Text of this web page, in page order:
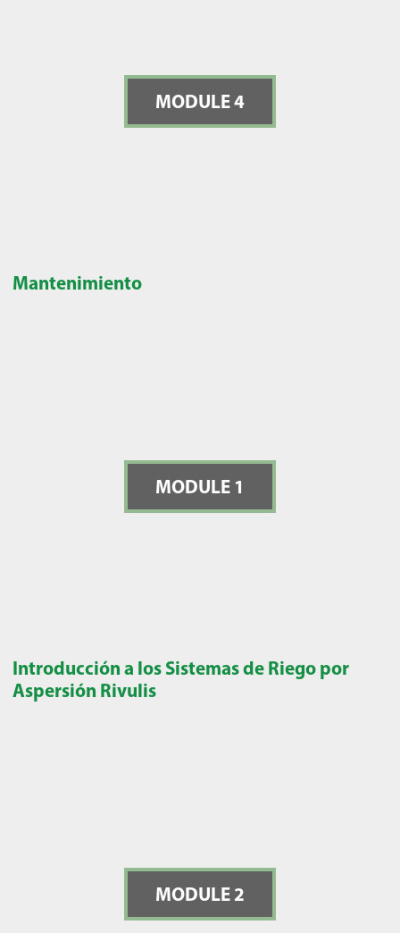
MODULE 4
Mantenimiento
MODULE 1
Introducción a los Sistemas de Riego por
Aspersión Rivulis
MODULE 2